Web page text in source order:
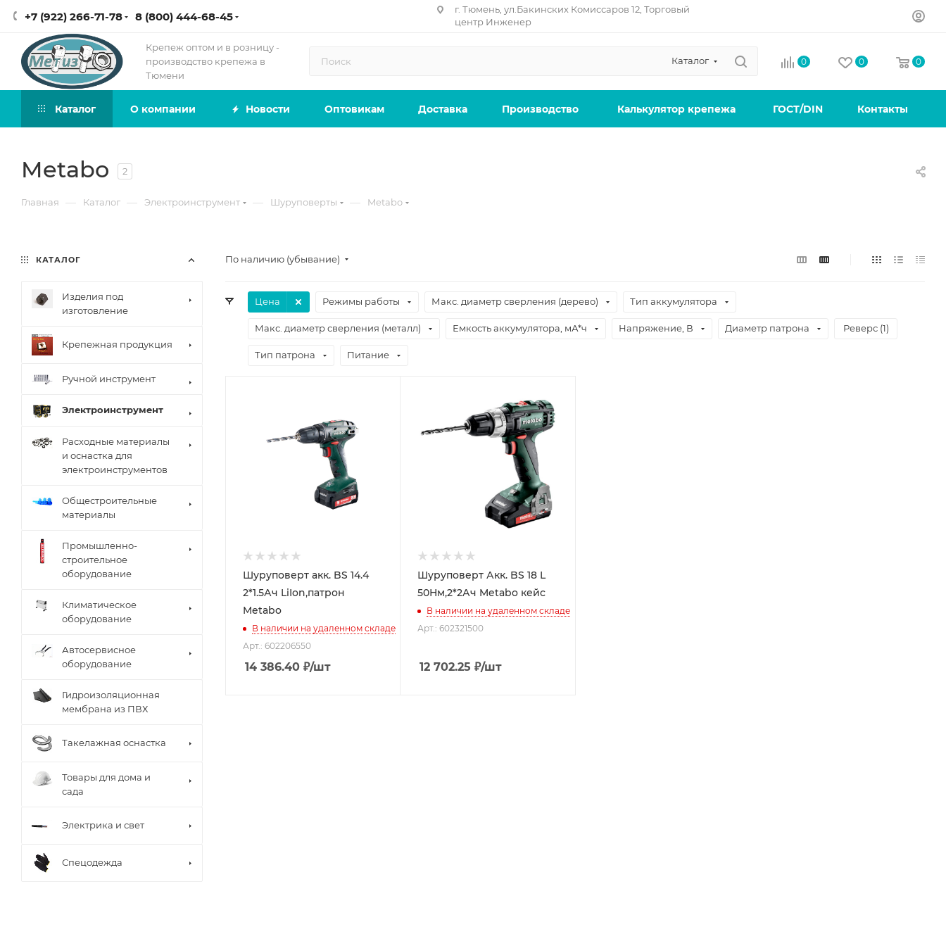
+7 (922) 266-71-78 8 (800) 444-68-45
г. Тюмень, ул.Бакинских Комиссаров 12, Торговый
центр Инженер
Крепеж оптом и в розницу -
производство крепежа в
Тюмени
Каталог 0 0 0
Каталог О компании Новости Оптовикам Доставка Производство Калькулятор крепежа ГОСТ/DIN Контакты
Metabo 2
Главная — Каталог — Электроинструмент — Шуруповерты — Metabo
По наличию (убывание)
Цена Режимы работы Макс. диаметр сверления (дерево) Тип аккумулятора
Макс. диаметр сверления (металл) Емкость аккумулятора, мА*ч Напряжение, В Диаметр патрона Реверс (1)
Тип патрона Питание
Шуруповерт акк. BS 14.4
2*1.5Ач LiIon,патрон
Metabo
В наличии на удаленном складе
Арт.: 602206550
14 386.40 ₽/шт
Шуруповерт Акк. BS 18 L
50Нм,2*2Ач Metabo кейс
В наличии на удаленном складе
Арт.: 602321500
12 702.25 ₽/шт
КАТАЛОГ
Изделия под
изготовление
Крепежная продукция
Ручной инструмент
Электроинструмент
Расходные материалы
и оснастка для
электроинструментов
Общестроительные
материалы
Промышленно-
строительное
оборудование
Климатическое
оборудование
Автосервисное
оборудование
Гидроизоляционная
мембрана из ПВХ
Такелажная оснастка
Товары для дома и
сада
Электрика и свет
Спецодежда